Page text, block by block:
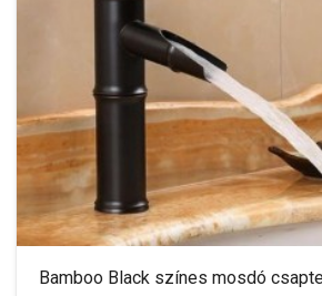
Bamboo Black színes mosdó